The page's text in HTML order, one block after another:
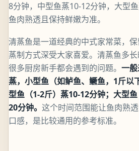
8分钟，中型鱼蒸10-12分钟，大型
鱼肉熟透且保持鲜嫩为准。
清蒸鱼是一道经典的中式家常菜，
蒸制方式深受大家喜爱。清蒸鱼多
很多厨房新手都会遇到的问题。 一
蒸，小型鱼（如鲈鱼、鳜鱼，1斤以
型鱼（1-2斤）蒸10-12分钟；大型
20分钟。 这个时间范围能让鱼肉熟
口感，是比较通用的参考标准。